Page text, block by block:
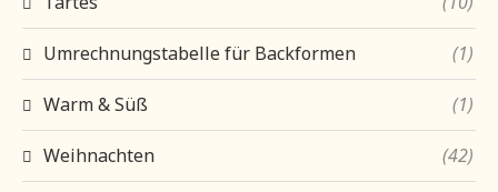
Umrechnungstabelle für Backformen (1)
Warm & Süß (1)
Weihnachten (42)